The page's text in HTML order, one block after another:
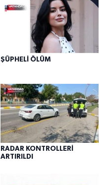
ŞÜPHELİ ÖLÜM
RADAR KONTROLLERİ
ARTIRILDI